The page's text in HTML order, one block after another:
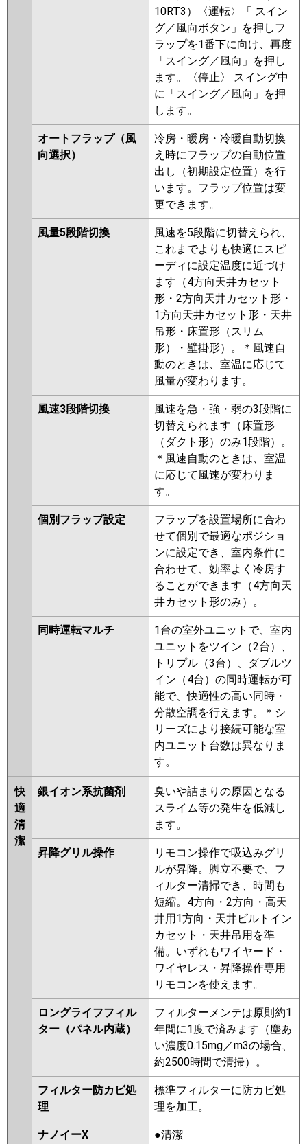
10RT3）〈運転〉「 スイン
グ／風向ボタン」を押しフ
ラップを1番下に向け、再度
「スイング／風向」を押し
ます。〈停止〉 スイング中
に「スイング／風向」を押
します。
オートフラップ（風
向選択）
冷房・暖房・冷暖自動切換
え時にフラップの自動位置
出し（初期設定位置）を行
います。フラップ位置は変
更できます。
風量5段階切換
風速を5段階に切替えられ、
これまでよりも快適にスピ
ーディに設定温度に近づけ
ます（4方向天井カセット
形・2方向天井カセット形・
1方向天井カセット形・天井
吊形・床置形（スリム
形）・壁掛形）。＊風速自
動のときは、室温に応じて
風量が変わります。
風速3段階切換
風速を急・強・弱の3段階に
切替えられます（床置形
（ダクト形）のみ1段階）。
＊風速自動のときは、室温
に応じて風速が変わりま
す。
個別フラップ設定
フラップを設置場所に合わ
せて個別で最適なポジショ
ンに設定でき、室内条件に
合わせて、効率よく冷房す
ることができます（4方向天
井カセット形のみ）。
同時運転マルチ
1台の室外ユニットで、室内
ユニットをツイン（2台）、
トリプル（3台）、ダブルツ
イン（4台）の同時運転が可
能で、快適性の高い同時・
分散空調を行えます。＊シ
リーズにより接続可能な室
内ユニット台数は異なりま
す。
快
適
清
潔
銀イオン系抗菌剤
臭いや詰まりの原因となる
スライム等の発生を低減し
ます。
昇降グリル操作
リモコン操作で吸込みグリ
ルが昇降。脚立不要で、フ
ィルター清掃でき、時間も
短縮。4方向・2方向・高天
井用1方向・天井ビルトイン
カセット・天井吊用を準
備。いずれもワイヤード・
ワイヤレス・昇降操作専用
リモコンを使えます。
ロングライフフィル
ター（パネル内蔵）
フィルターメンテは原則約1
年間に1度で済みます（塵あ
い濃度0.15mg／m3の場合、
約2500時間で清掃）。
フィルター防カビ処
理
標準フィルターに防カビ処
理を加工。
ナノイーX
●清潔